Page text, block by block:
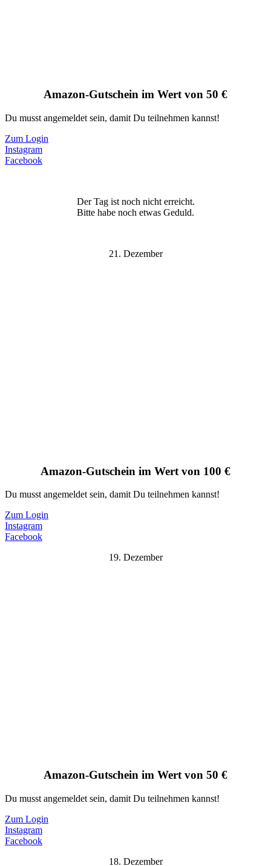
Amazon-Gutschein im Wert von 50 €
Du musst angemeldet sein, damit Du teilnehmen kannst!
Zum Login
Instagram
Facebook
Der Tag ist noch nicht erreicht.
Bitte habe noch etwas Geduld.
21. Dezember
Amazon-Gutschein im Wert von 100 €
Du musst angemeldet sein, damit Du teilnehmen kannst!
Zum Login
Instagram
Facebook
19. Dezember
Amazon-Gutschein im Wert von 50 €
Du musst angemeldet sein, damit Du teilnehmen kannst!
Zum Login
Instagram
Facebook
18. Dezember